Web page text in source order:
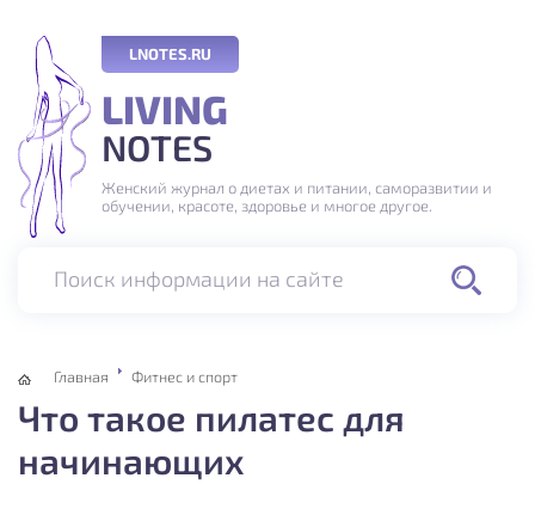
LNOTES.RU
LIVING
NOTES
Женский журнал о диетах и питании, саморазвитии и
обучении, красоте, здоровье и многое другое.
Главная Фитнес и спорт
Что такое пилатес для
начинающих